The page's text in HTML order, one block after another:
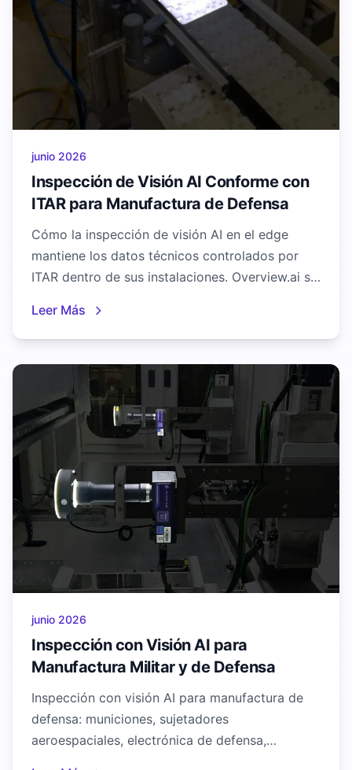
junio 2026
Inspección de Visión AI Conforme con
ITAR para Manufactura de Defensa
Cómo la inspección de visión AI en el edge
mantiene los datos técnicos controlados por
ITAR dentro de sus instalaciones. Overview.ai se
diseñada para el control de calidad en la
manufactura de defensa y militar.
Leer Más
junio 2026
Inspección con Visión AI para
Manufactura Militar y de Defensa
Inspección con visión AI para manufactura de
defensa: municiones, sujetadores
aeroespaciales, electrónica de defensa,